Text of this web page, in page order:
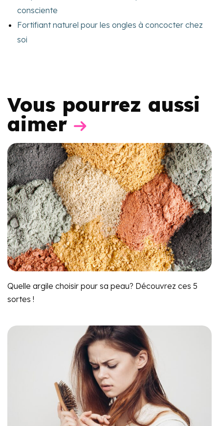
consciente
Fortifiant naturel pour les ongles à concocter chez
soi
Vous pourrez aussi
aimer
Quelle argile choisir pour sa peau? Découvrez ces 5
sortes !